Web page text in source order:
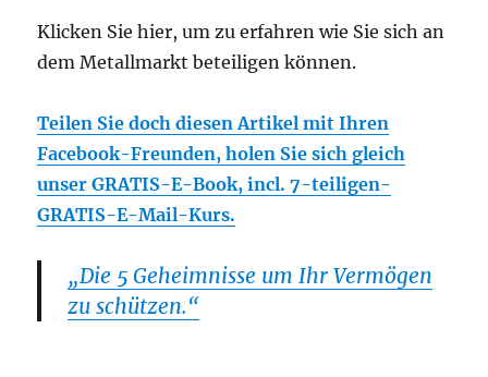
Klicken Sie hier, um zu erfahren wie Sie sich an
dem Metallmarkt beteiligen können.
Teilen Sie doch diesen Artikel mit Ihren
Facebook-Freunden, holen Sie sich gleich
unser GRATIS-E-Book, incl. 7-teiligen-
GRATIS-E-Mail-Kurs.
„Die 5 Geheimnisse um Ihr Vermögen
zu schützen.“